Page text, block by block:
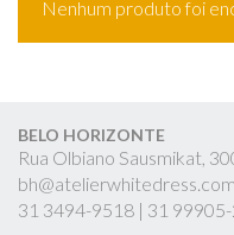
Nenhum produto foi
BELO HORIZONTE
Rua Olbiano Sausmikat,
31 3494-9518 | 31